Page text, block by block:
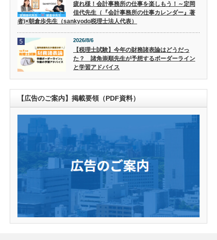
疲れ様！会計事務所の仕事を楽しもう！～定岡
佳代先生（『会計事務所の仕事カレンダー』著
者)×朝倉歩先生（sankyodo税理士法人代表）
5 2026/8/6
【税理士試験】今年の財務諸表論はどうだっ
た？ 諸角崇順先生が予想するボーダーライン
と学習アドバイス
【広告のご案内】掲載要領（PDF資料）